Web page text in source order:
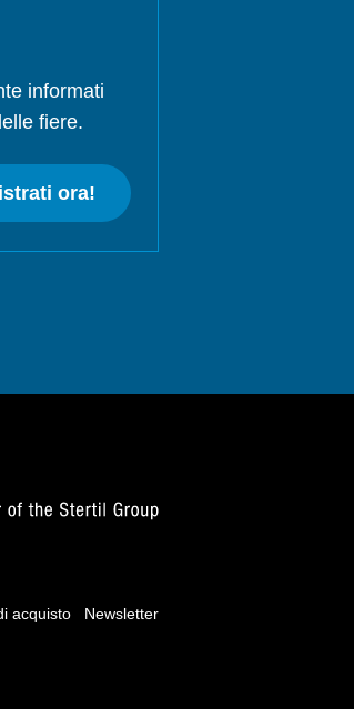
informati
fiere.
ora!
acquisto Newsletter